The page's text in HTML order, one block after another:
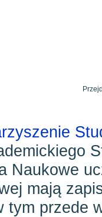
Naukowe
mają
tym przede